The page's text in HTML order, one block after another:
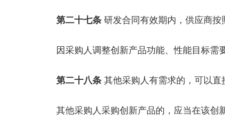
第二十七条 研发合同有效期内，供应商
因采购人调整创新产品功能、性能目标
第二十八条 其他采购人有需求的，可以
其他采购人采购创新产品的，应当在该创